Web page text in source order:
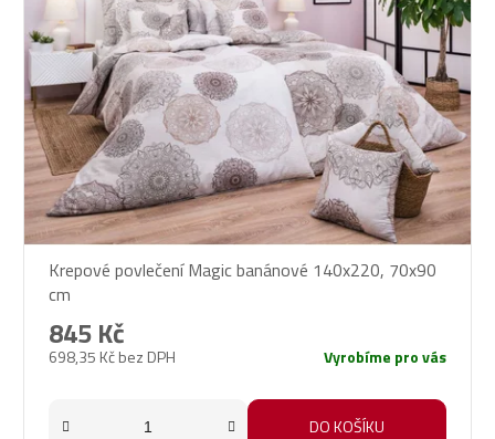
Krepové povlečení Magic banánové 140x220, 70x90
cm
698,35 Kč bez DPH
845 Kč
Vyrobíme pro vás
DO KOŠÍKU